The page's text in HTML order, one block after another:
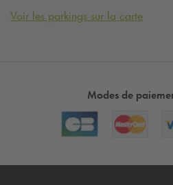
Voir les parkings sur la carte
Modes de